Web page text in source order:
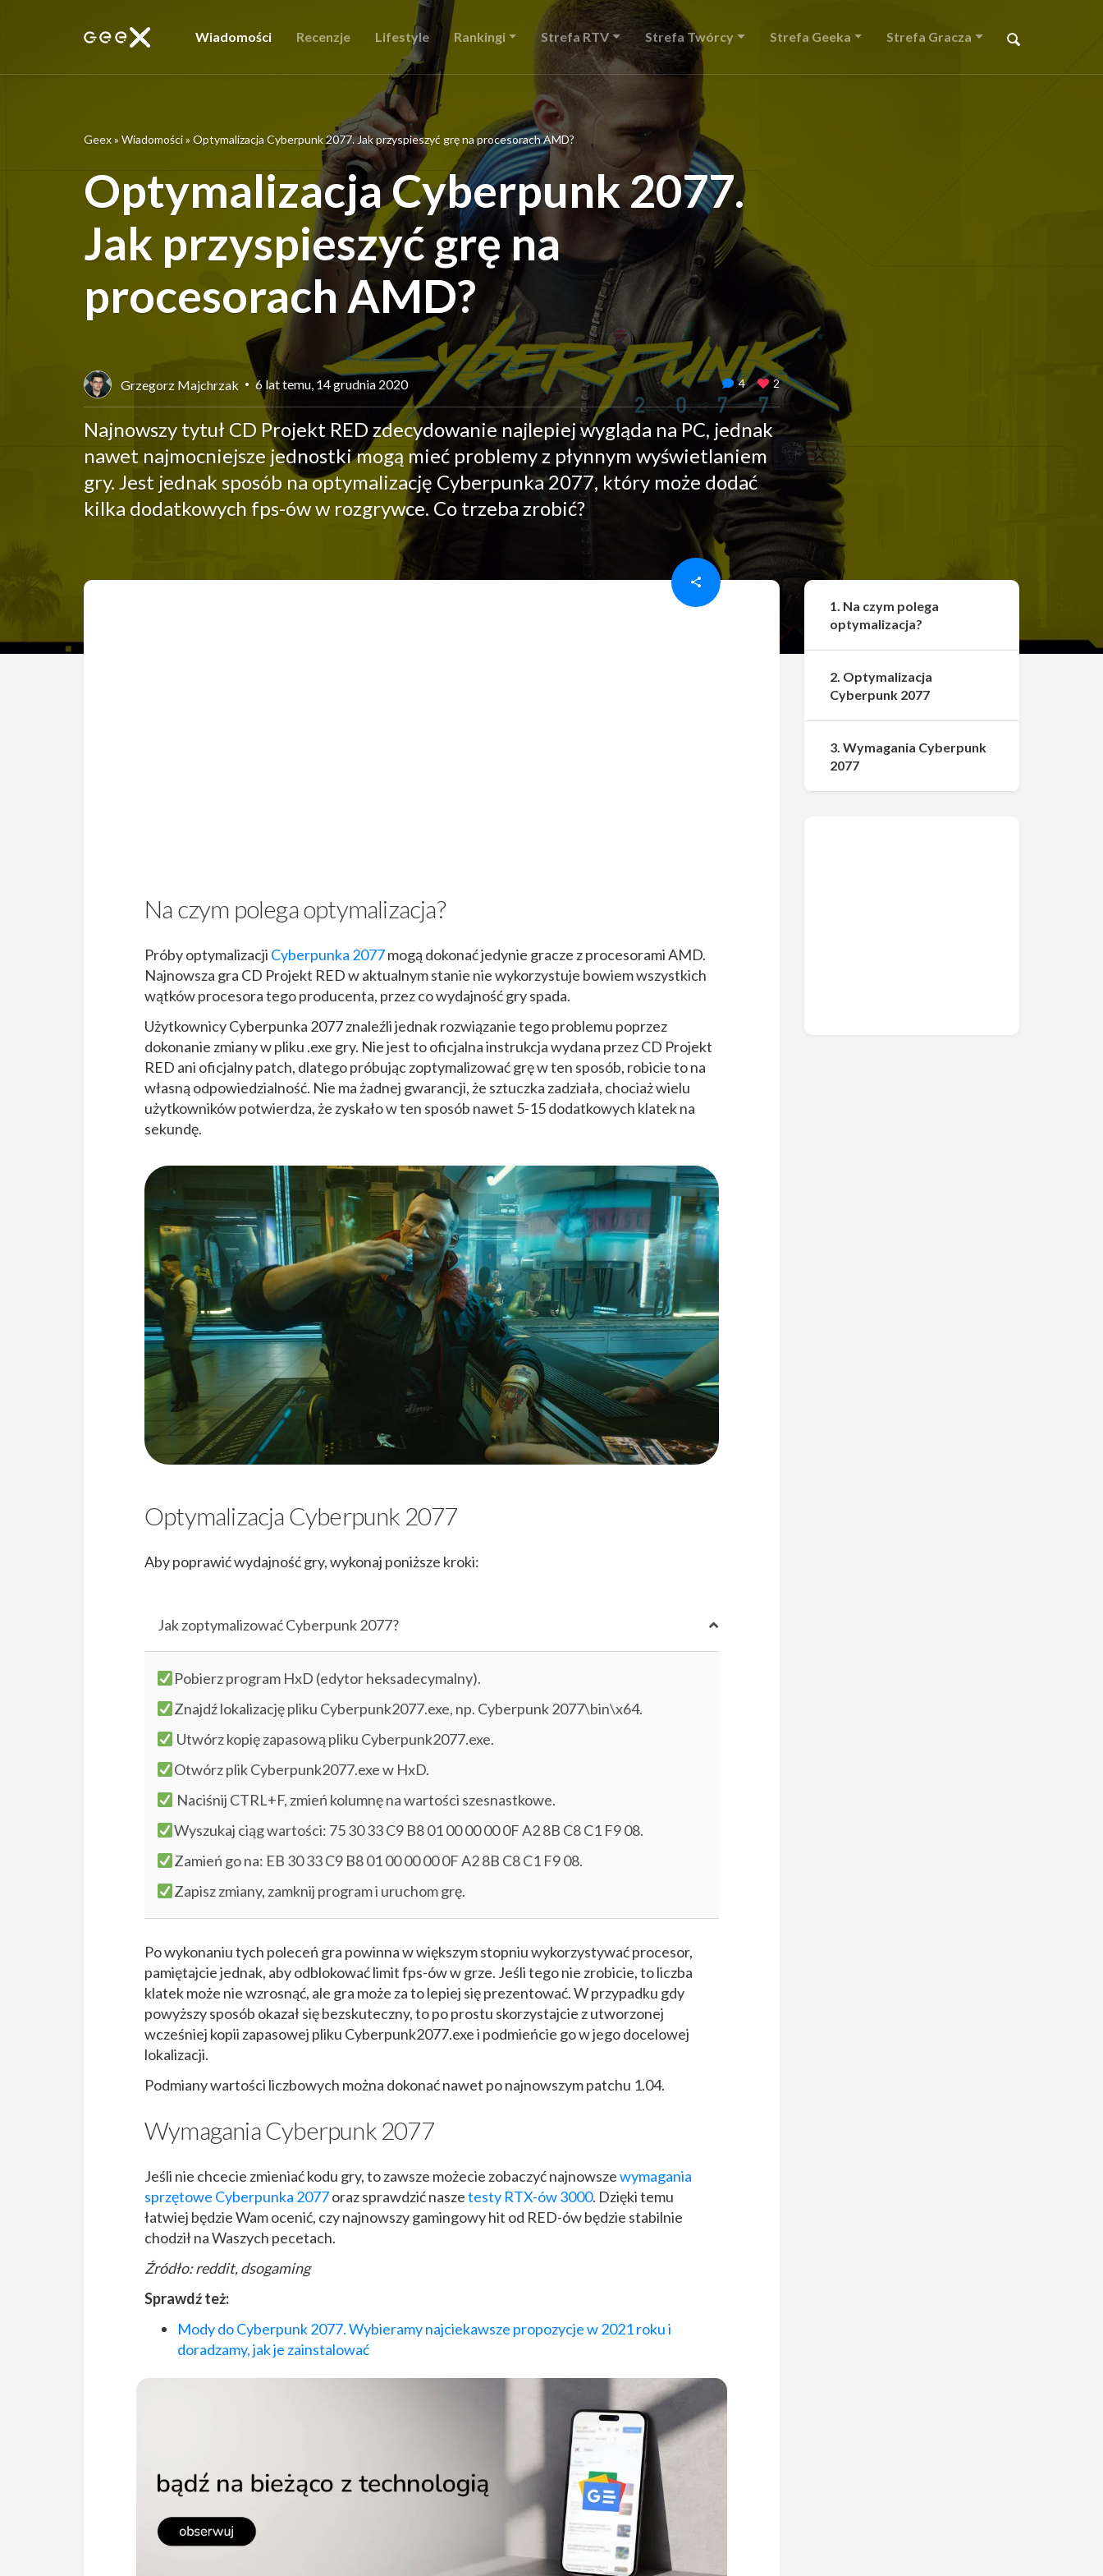
Wiadomości Recenzje Lifestyle Rankingi Strefa RTV Strefa Twórcy Strefa Geeka Strefa Gracza
Geex» Wiadomości» Optymalizacja Cyberpunk 2077. Jak przyspieszyć grę na procesorach AMD?
Optymalizacja Cyberpunk 2077.
Jak przyspieszyć grę na
procesorach AMD?
Grzegorz Majchrzak 6 lat temu, 14 grudnia 2020 4 2
Najnowszy tytuł CD Projekt RED zdecydowanie najlepiej wygląda na PC, jednak
nawet najmocniejsze jednostki mogą mieć problemy z płynnym wyświetlaniem
gry. Jest jednak sposób na optymalizację Cyberpunka 2077, który może dodać
kilka dodatkowych fps-ów w rozgrywce. Co trzeba zrobić?
Na czym polega optymalizacja?
Próby optymalizacji Cyberpunka 2077mogą dokonać jedynie gracze z procesorami AMD.
Najnowsza gra CD Projekt RED w aktualnym stanie nie wykorzystuje bowiem wszystkich
wątków procesora tego producenta, przez co wydajność gry spada.
Użytkownicy Cyberpunka 2077 znaleźli jednak rozwiązanie tego problemu poprzez
dokonanie zmiany w pliku .exe gry. Nie jest to oficjalna instrukcja wydana przez CD Projekt
RED ani oficjalny patch, dlatego próbując zoptymalizować grę w ten sposób, robicie to na
własną odpowiedzialność. Nie ma żadnej gwarancji, że sztuczka zadziała, chociaż wielu
użytkowników potwierdza, że zyskało w ten sposób nawet 5-15 dodatkowych klatek na
sekundę.
Optymalizacja Cyberpunk 2077
Aby poprawić wydajność gry, wykonaj poniższe kroki:
Jak zoptymalizować Cyberpunk 2077?
Pobierz program HxD (edytor heksadecymalny).
Znajdź lokalizację pliku Cyberpunk2077.exe, np. Cyberpunk 2077\bin\x64.
Utwórz kopię zapasową pliku Cyberpunk2077.exe.
Otwórz plik Cyberpunk2077.exe w HxD.
Naciśnij CTRL+F, zmień kolumnę na wartości szesnastkowe.
Wyszukaj ciąg wartości: 75 30 33 C9 B8 01 00 00 00 0F A2 8B C8 C1 F9 08.
Zamień go na: EB 30 33 C9 B8 01 00 00 00 0F A2 8B C8 C1 F9 08.
Zapisz zmiany, zamknij program i uruchom grę.
Po wykonaniu tych poleceń gra powinna w większym stopniu wykorzystywać procesor,
pamiętajcie jednak, aby odblokować limit fps-ów w grze. Jeśli tego nie zrobicie, to liczba
klatek może nie wzrosnąć, ale gra może za to lepiej się prezentować. W przypadku gdy
powyższy sposób okazał się bezskuteczny, to po prostu skorzystajcie z utworzonej
wcześniej kopii zapasowej pliku Cyberpunk2077.exe i podmieńcie go w jego docelowej
lokalizacji.
Podmiany wartości liczbowych można dokonać nawet po najnowszym patchu 1.04.
Wymagania Cyberpunk 2077
Jeśli nie chcecie zmieniać kodu gry, to zawsze możecie zobaczyć najnowszewymagania
sprzętowe Cyberpunka 2077oraz sprawdzić naszetesty RTX-ów 3000. Dzięki temu
łatwiej będzie Wam ocenić, czy najnowszy gamingowy hit od RED-ów będzie stabilnie
chodził na Waszych pecetach.
Źródło: reddit, dsogaming
Sprawdź też:
Mody do Cyberpunk 2077. Wybieramy najciekawsze propozycje w 2021 roku i
doradzamy, jak je zainstalować
1. Na czym polega
optymalizacja?
2. Optymalizacja
Cyberpunk 2077
3. Wymagania Cyberpunk
2077